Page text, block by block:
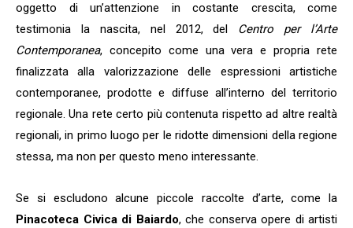
oggetto di un’attenzione
in costante crescita, come
testimonia la nascita, nel 2012, del Centro per l’Arte
Contemporanea, concepito come una vera e propria rete
finalizzata alla valorizzazione delle espressioni artistiche
contemporanee, prodotte e diffuse all’interno del territorio
regionale. Una rete certo più contenuta rispetto ad altre realtà
regionali, in primo luogo per le ridotte dimensioni della regione
stessa, ma non per questo meno interessante.
Se si escludono alcune piccole raccolte d’arte, come la
Pinacoteca Civica di Baiardo, che conserva opere di artisti